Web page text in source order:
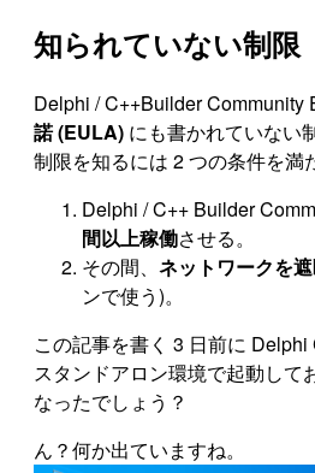
知られていない制限
Delphi / C++Builder Community
諾 (EULA) にも書かれていない
制限を知るには 2 つの条件を満
Delphi / C++ Builder
間以上稼働させる。
その間、 ネットワークを
ンで使う)。
この記事を書く 3 日前に
スタンドアロン環境で起動して
なったでしょう？
ん？何か出ていますね。